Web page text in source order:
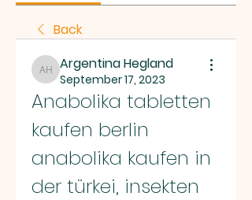
Back
Argentina Hegland
Argentina Hegland
September 17, 2023
Anabolika tabletten
kaufen berlin
anabolika kaufen in
der türkei, insekten